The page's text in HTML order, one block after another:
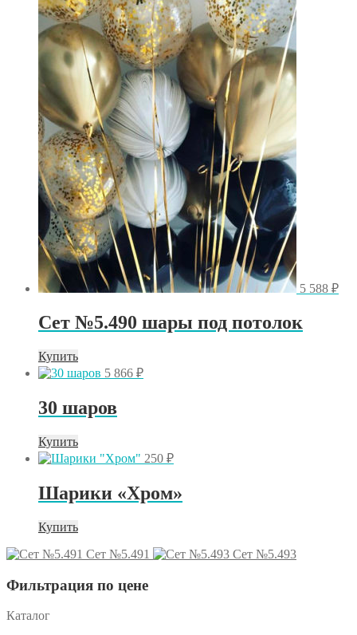
5 588 ₽
Сет №5.490 шары под потолок
Купить
5 866 ₽
30 шаров
Купить
250 ₽
Шарики «Хром»
Купить
Сет №5.491
Сет №5.493
Фильтрация по цене
Каталог